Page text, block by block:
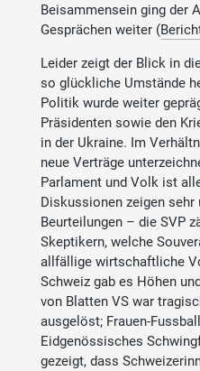
Beisammensein ging der
Gesprächen weiter (
Leider zeigt der Blick in
so glückliche Umstände
Politik wurde weiter
Präsidenten sowie den
in der Ukraine. Im
neue Verträge
Parlament und Volk ist
Diskussionen zeigen
Beurteilungen – die SVP
Skeptikern, welche
allfällige wirtschaftliche
Schweiz gab es Höhen
von Blatten VS war
ausgelöst; Frauen-
Eidgenössisches
gezeigt, dass